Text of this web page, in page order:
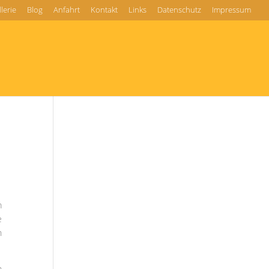
Blog Anfahrt Kontakt Links Datenschutz Impressum